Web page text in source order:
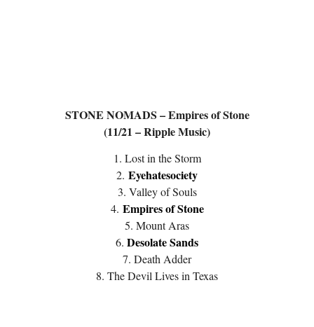
STONE NOMADS – Empires of Stone
(11/21 – Ripple Music)
1. Lost in the Storm
2. Eyehatesociety
3. Valley of Souls
4. Empires of Stone
5. Mount Aras
6. Desolate Sands
7. Death Adder
8. The Devil Lives in Texas